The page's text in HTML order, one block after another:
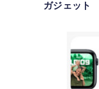
ガジェット